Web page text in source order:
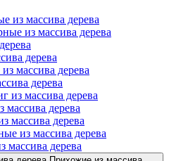
из массива дерева
из массива дерева
дерева
массива дерева
дерева
из массива дерева
массива дерева
массива дерева
из массива дерева
дерева